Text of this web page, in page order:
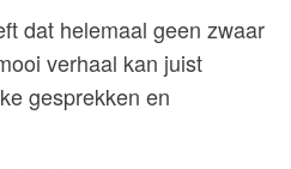
dat helemaal geen zwaar
verhaal kan juist
gesprekken en